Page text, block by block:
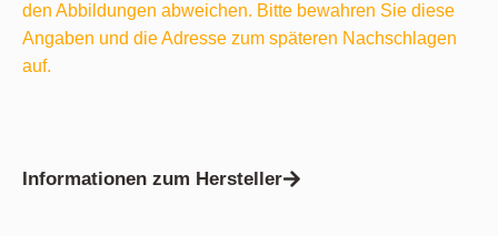
den Abbildungen abweichen. Bitte bewahren Sie diese
Angaben und die Adresse zum späteren Nachschlagen
auf.
Informationen zum Hersteller